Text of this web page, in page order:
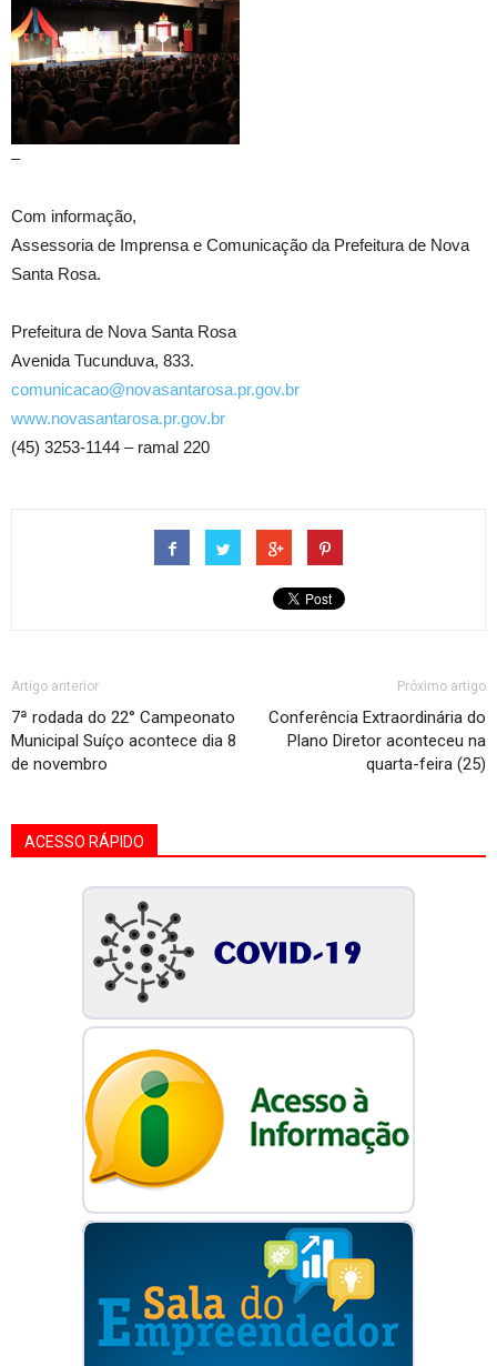
–
Com informação,
Assessoria de Imprensa e Comunicação da Prefeitura de Nova
Santa Rosa.
Prefeitura de Nova Santa Rosa
Avenida Tucunduva, 833.
comunicacao@novasantarosa.pr.gov.br
www.novasantarosa.pr.gov.br
(45) 3253-1144 – ramal 220
Artigo anterior
7ª rodada do 22° Campeonato
Municipal Suíço acontece dia 8
de novembro
Próximo artigo
Conferência Extraordinária do
Plano Diretor aconteceu na
quarta-feira (25)
ACESSO RÁPIDO